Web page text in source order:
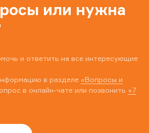
или нужна
и ответить на все интересующие
в разделе «Вопросы и
в онлайн-чате или позвонить +7